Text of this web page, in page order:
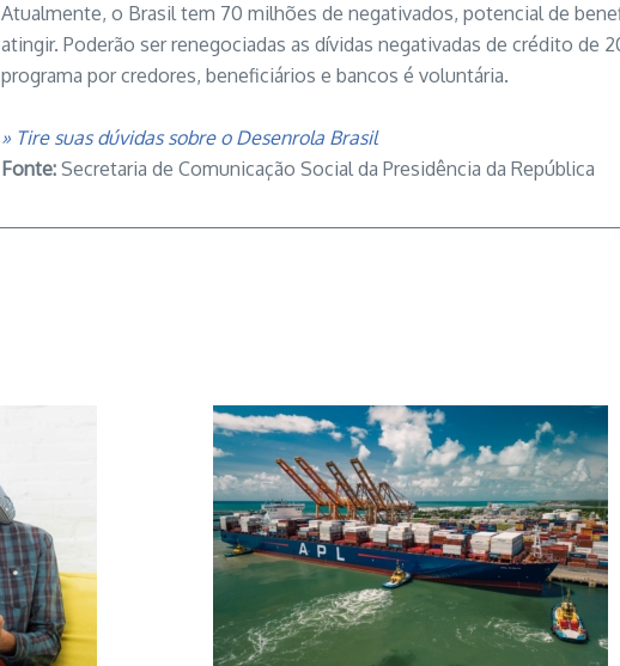
Atualmente, o Brasil tem 70 milhões de negativados, potencial de
atingir. Poderão ser renegociadas as dívidas negativadas de crédito de
programa por credores, beneficiários e bancos é voluntária.
» Tire suas dúvidas sobre o Desenrola Brasil
Fonte: Secretaria de Comunicação Social da Presidência da República